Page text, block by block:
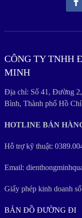
CÔNG TY TNHH
MINH
Địa chỉ: Số 41, Đường
Bình, Thành phố Hồ
HOTLINE BÁN
Hỗ trợ kỹ thuật:
Email:
Giấy phép kinh doanh
BẢN ĐỒ ĐƯỜNG ĐI